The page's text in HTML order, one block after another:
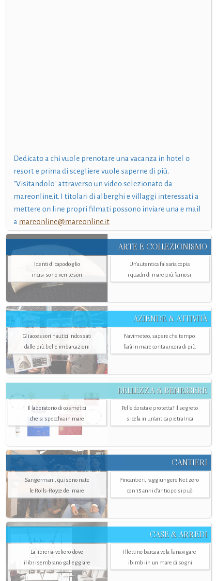
Dedicato a chi vuole prenotare una vacanza in hotel o
resort e prima di scegliere vuole saperne di più.
"Visitandolo" attraverso un video selezionato da
mareonline.it. I titolari di alberghi e villaggi interessati a
mettere on line propri filmati possono inviare una e mail
a mareonline@mareonline.it
ARTE E COLLEZIONISMO
I denti di capodoglio
incisi sono veri tesori
Un’autentica falsaria copia
i quadri di mare più famosi
AZIENDE & ATTIVITÀ
Gli accessori nautici indossati
dalle più belle imbarcazioni
Navimeteo, sapere che tempo
farà in mare conta ancora di più
BELLEZZA & BENESSERE
Il laboratorio di cosmetici
che si specchia in mare
Pelle dorata e protetta? Il segreto
si cela in un’antica pietra Inca
CANTIERI
Sangermani, qui sono nate
le Rolls-Royce del mare
Fincantieri, raggiungere Net zero
con 15 anni d'anticipo si può
CASE & ARREDI
La libreria-veliero dove
i libri sembrano galleggiare
Il lettino barca a vela fa navigare
i bimbi in un mare di sogni